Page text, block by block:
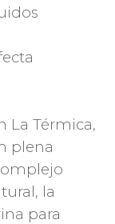
La Térmica,
plena
la
para